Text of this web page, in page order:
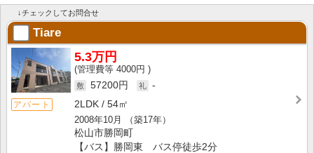
↓チェックしてお問合せ
Tiare
アパート
5.3万円
4000円
57200円
-
2LDK
54㎡
2008年10月
（築17年）
松山市勝岡町
【バス】勝岡東 バス停徒歩2分